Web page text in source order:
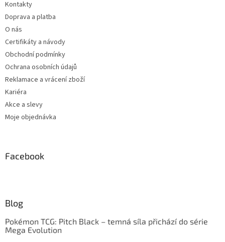
Kontakty
Doprava a platba
O nás
Certifikáty a návody
Obchodní podmínky
Ochrana osobních údajů
Reklamace a vrácení zboží
Kariéra
Akce a slevy
Moje objednávka
Facebook
Blog
Pokémon TCG: Pitch Black – temná síla přichází do série
Mega Evolution